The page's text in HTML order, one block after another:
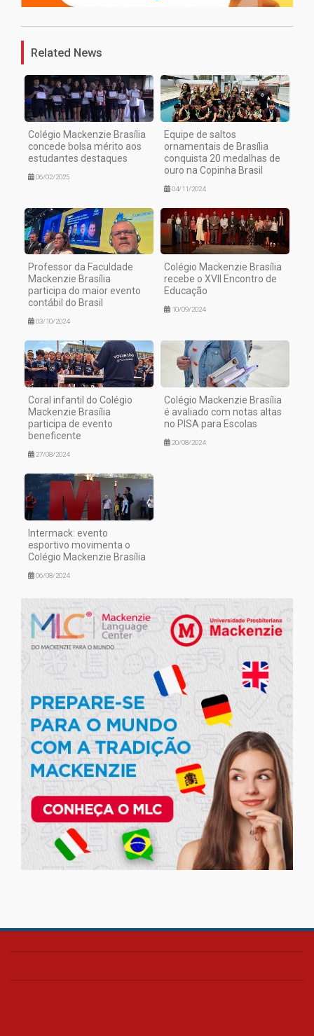
Related News
Colégio Mackenzie Brasília
concede bolsa mérito aos
estudantes destaques
06/02/2025
Equipe de saltos
ornamentais de Brasília
conquista 20 medalhas de
ouro na Copinha Brasil
04/11/2024
Professor da Faculdade
Mackenzie Brasília
participa do maior evento
contábil do Brasil
03/10/2024
Colégio Mackenzie Brasília
recebe o XVII Encontro de
Educação
10/09/2024
Coral infantil do Colégio
Mackenzie Brasília
participa de evento
beneficente
27/08/2024
Colégio Mackenzie Brasília
é avaliado com notas altas
no PISA para Escolas
20/08/2024
Intermack: evento
esportivo movimenta o
Colégio Mackenzie Brasília
06/08/2024